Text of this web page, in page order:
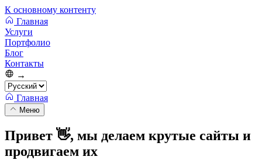
К основному контенту
Главная
Услуги
Портфолио
Блог
Контакты
→
Главная
Меню
Привет 👋, мы делаем крутые сайты и
продвигаем их